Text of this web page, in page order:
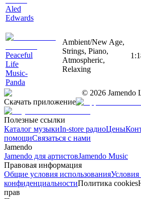
Aled
Edwards
Peaceful
Life
Music-
Panda
Ambient/New Age,
Strings, Piano,
Atmospheric,
Relaxing
© 2026 Jamendo
Скачать приложение
Полезные ссылки
Каталог музыкиIn-store радиоЦены
помощиСвязаться с нами
Jamendo
Jamendo для артистовJamendo Music
Правовая информация
Общие условия использования
конфиденциальностиПолитика cookies
прав